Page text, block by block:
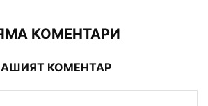
КОМЕНТАРИ
КОМЕНТАР